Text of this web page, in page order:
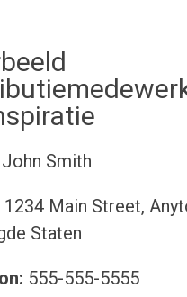
John Smith
1234 Main Street,
Staten
555-555-5555